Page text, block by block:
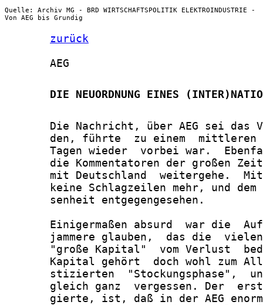
Quelle: Archiv MG - BRD WIRTSCHAFTSPOLITIK ELEKTROINDUSTRIE -
Von AEG bis Grundig
zurück
       AEG
DIE NEUORDNUNG EINES